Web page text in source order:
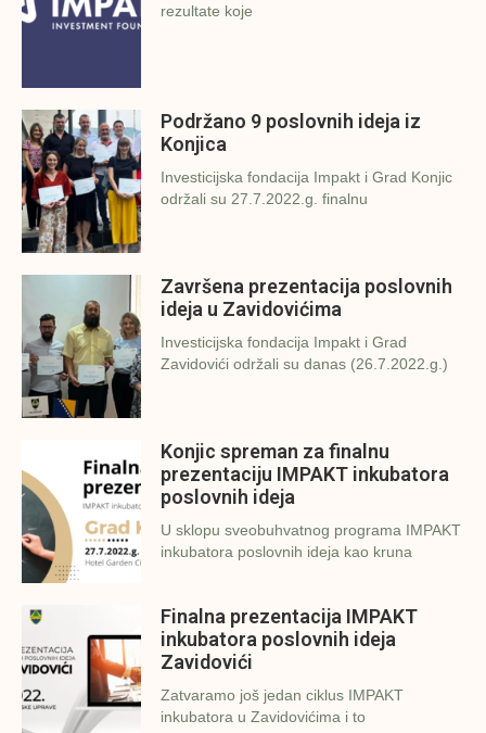
rezultate koje
Podržano 9 poslovnih ideja iz
Konjica
Investicijska fondacija Impakt i Grad Konjic
održali su 27.7.2022.g. finalnu
Završena prezentacija poslovnih
ideja u Zavidovićima
Investicijska fondacija Impakt i Grad
Zavidovići održali su danas (26.7.2022.g.)
Konjic spreman za finalnu
prezentaciju IMPAKT inkubatora
poslovnih ideja
U sklopu sveobuhvatnog programa IMPAKT
inkubatora poslovnih ideja kao kruna
Finalna prezentacija IMPAKT
inkubatora poslovnih ideja
Zavidovići
Zatvaramo još jedan ciklus IMPAKT
inkubatora u Zavidovićima i to